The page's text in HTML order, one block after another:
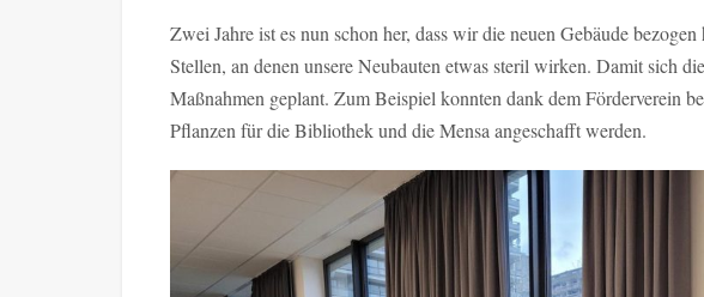
Zwei Jahre ist es nun schon her, dass wir die neuen Gebäude
Stellen, an denen unsere Neubauten etwas steril wirken. Damit sich
Maßnahmen geplant. Zum Beispiel konnten dank dem Förderverein
Pflanzen für die Bibliothek und die Mensa angeschafft werden.